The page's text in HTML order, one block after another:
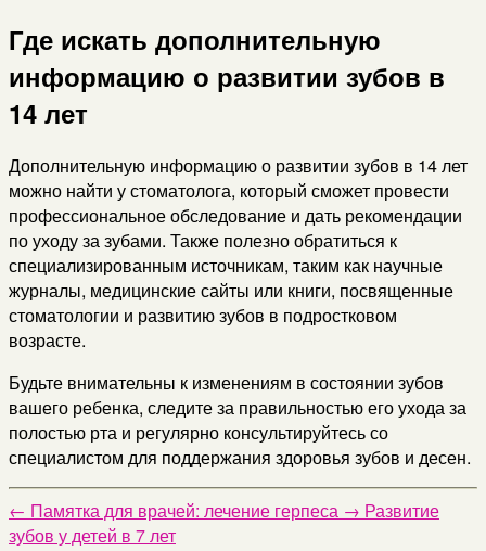
Где искать дополнительную
информацию о развитии зубов в
14 лет
Дополнительную информацию о развитии зубов в 14 лет
можно найти у стоматолога, который сможет провести
профессиональное обследование и дать рекомендации
по уходу за зубами. Также полезно обратиться к
специализированным источникам, таким как научные
журналы, медицинские сайты или книги, посвященные
стоматологии и развитию зубов в подростковом
возрасте.
Будьте внимательны к изменениям в состоянии зубов
вашего ребенка, следите за правильностью его ухода за
полостью рта и регулярно консультируйтесь со
специалистом для поддержания здоровья зубов и десен.
← Памятка для врачей: лечение герпеса → Развитие
зубов у детей в 7 лет